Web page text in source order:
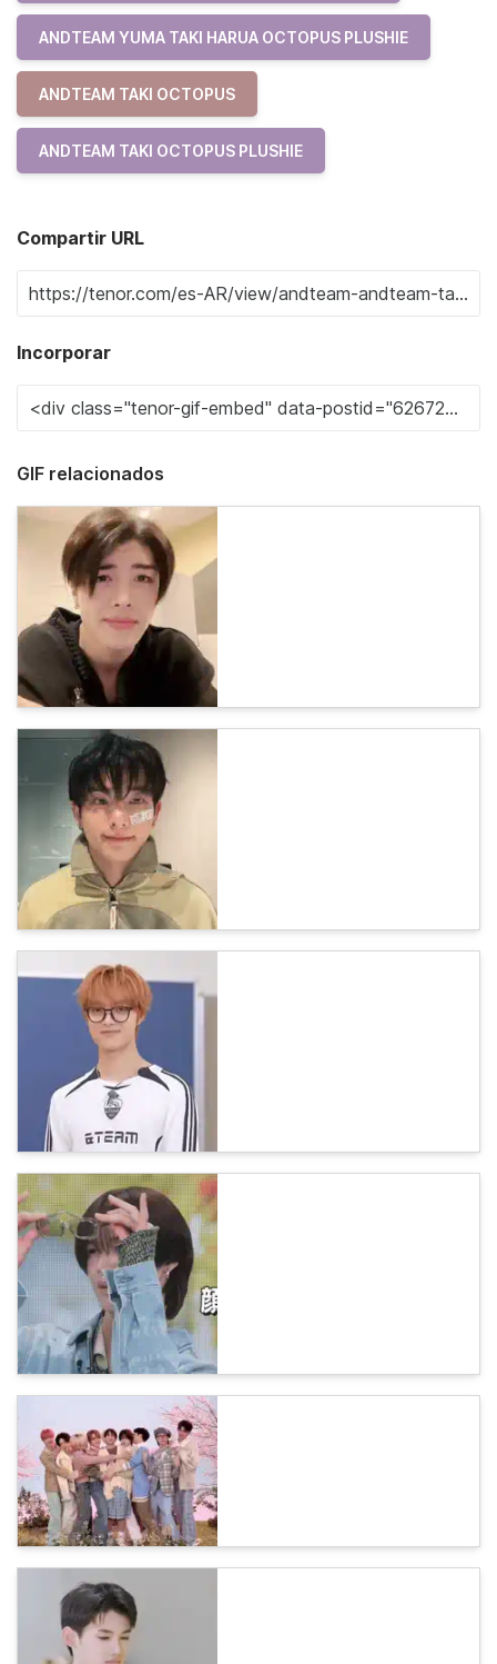
ANDTEAM YUMA TAKI HARUA OCTOPUS PLUSHIE
ANDTEAM TAKI OCTOPUS
ANDTEAM TAKI OCTOPUS PLUSHIE
Compartir URL
Incorporar
GIF relacionados